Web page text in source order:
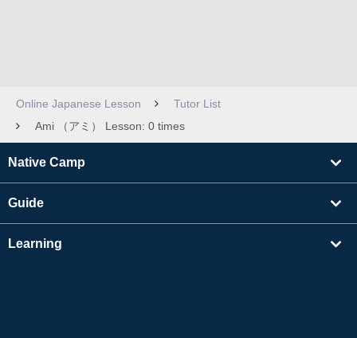
Online Japanese Lesson
Tutor List
Ami （アミ） Lesson: 0 times
Native Camp
Guide
Learning